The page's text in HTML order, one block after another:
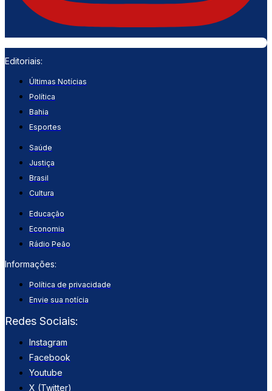
Editoriais:
Últimas Notícias
Política
Bahia
Esportes
Saúde
Justiça
Brasil
Cultura
Educação
Economia
Rádio Peão
Informações:
Política de privacidade
Envie sua notícia
Redes Sociais:
Instagram
Facebook
Youtube
X (Twitter)